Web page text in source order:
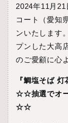
2024年11 月 21
コート（愛知
ンいたします
プンした大高
のご愛顧に心
『鯛塩そば
☆☆抽選でオー
☆☆